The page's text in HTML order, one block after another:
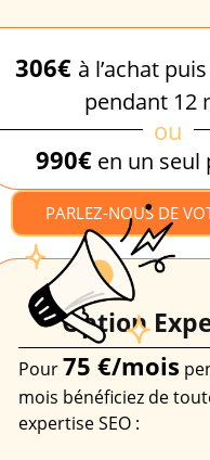
306€ à l’achat puis
pendant 12
ou
990€ en un seul
PARLEZ-NOUS DE
Option
Pour75 €/mois
mois bénéficiez de
expertise SEO :